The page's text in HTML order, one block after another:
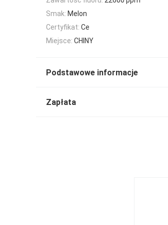
Smak: Melon
Certyfikat: Ce
Miejsce: CHINY
Podstawowe informacje
Zapłata